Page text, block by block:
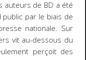
auteurs de BD a été
par le biais de
nationale. Sur
vit au-dessous du
perçoit des